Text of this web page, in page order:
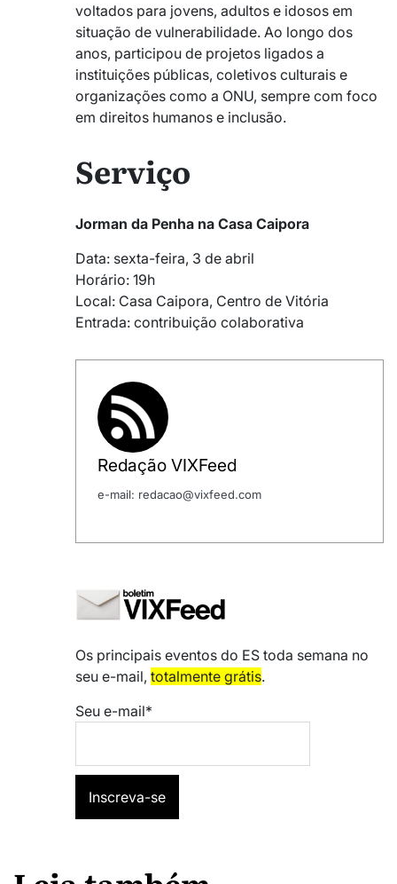
voltados para jovens, adultos e idosos em
situação de vulnerabilidade. Ao longo dos
anos, participou de projetos ligados a
instituições públicas, coletivos culturais e
organizações como a ONU, sempre com foco
em direitos humanos e inclusão.
Serviço
Jorman da Penha na Casa Caipora
Data: sexta-feira, 3 de abril
Horário: 19h
Local: Casa Caipora, Centro de Vitória
Entrada: contribuição colaborativa
Redação VIXFeed
e-mail: redacao@vixfeed.com
Os principais eventos do ES toda semana no
seu e-mail, totalmente grátis.
Seu e-mail*